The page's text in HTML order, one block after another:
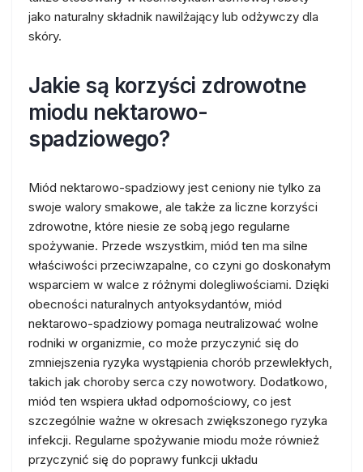
jako naturalny składnik nawilżający lub odżywczy dla
skóry.
Jakie są korzyści zdrowotne
miodu nektarowo-
spadziowego?
Miód nektarowo-spadziowy jest ceniony nie tylko za
swoje walory smakowe, ale także za liczne korzyści
zdrowotne, które niesie ze sobą jego regularne
spożywanie. Przede wszystkim, miód ten ma silne
właściwości przeciwzapalne, co czyni go doskonałym
wsparciem w walce z różnymi dolegliwościami. Dzięki
obecności naturalnych antyoksydantów, miód
nektarowo-spadziowy pomaga neutralizować wolne
rodniki w organizmie, co może przyczynić się do
zmniejszenia ryzyka wystąpienia chorób przewlekłych,
takich jak choroby serca czy nowotwory. Dodatkowo,
miód ten wspiera układ odpornościowy, co jest
szczególnie ważne w okresach zwiększonego ryzyka
infekcji. Regularne spożywanie miodu może również
przyczynić się do poprawy funkcji układu